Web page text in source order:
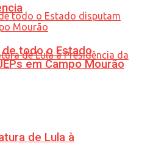
de Lula à
todo o Estado
em Campo Mourão